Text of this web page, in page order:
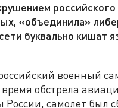
«объединила»
буквально кишат
военный
время обстрела
самолет был